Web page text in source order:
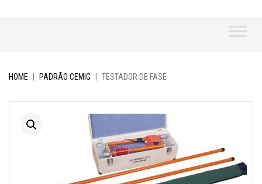
HOME PADRÃO CEMIG TESTADOR DE FASE